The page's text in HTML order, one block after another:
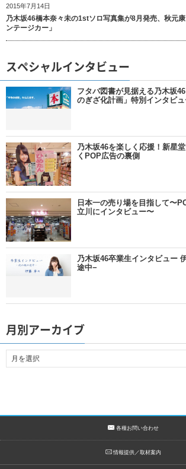
2015年7月14日
乃木坂46橋本奈々未の1stソロ写真集が8月発売、秋元
ンテージカー」
スペシャルインタビュー
フタバ図書が見据える乃木坂
のぎざ化計画」特別インタビ
乃木坂46を楽しく応援！新星
くPOP広告の裏側
日本一の売り場を目指して〜
立川にインタビュー〜
乃木坂46卒業生インタビュー
途中−
月別アーカイブ
各種お問い合わせ
情報提供／取材案内